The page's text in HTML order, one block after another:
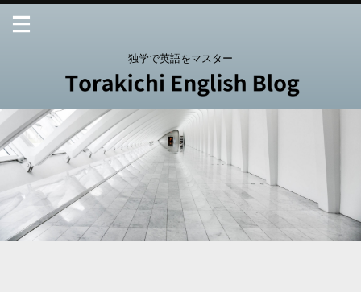
独学で英語をマスター